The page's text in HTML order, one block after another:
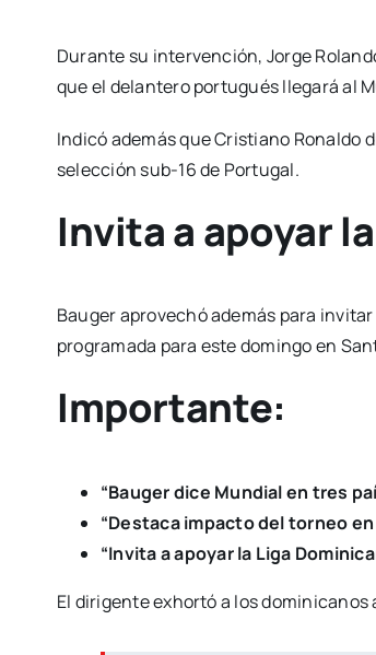
Durante su intervención, Jorge
que el delantero portugués llegará al
Indicó además que Cristiano Ronaldo
selección sub-16 de Portugal.
Invita a apoyar
Bauger aprovechó además para
programada para este domingo en
Importante:
“Bauger dice Mundial en tres
“Destaca impacto del torneo
“Invita a apoyar la Liga
El dirigente exhortó a los dominicanos